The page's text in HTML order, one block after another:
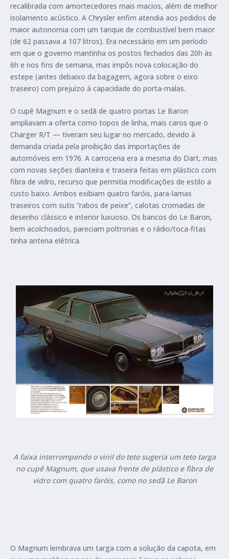
recalibrada com amortecedores mais macios, além de melhor
isolamento acústico. A Chrysler enfim atendia aos pedidos de
maior autonomia com um tanque de combustível bem maior
(de 62 passava a 107 litros). Era necessário em um período
em que o governo mantinha os postos fechados das 20h às
6h e nos fins de semana, mas impôs nova colocação do
estepe (antes debaixo da bagagem, agora sobre o eixo
traseiro) com prejuízo à capacidade do porta-malas.
O cupê Magnum e o sedã de quatro portas Le Baron
ampliavam a oferta como topos de linha, mais caros que o
Charger R/T — tiveram seu lugar no mercado, devido à
demanda criada pela proibição das importações de
automóveis em 1976. A carroceria era a mesma do Dart, mas
com novas seções dianteira e traseira feitas em plástico com
fibra de vidro, recurso que permitia modificações de estilo a
custo baixo. Ambos exibiam quatro faróis, para-lamas
traseiros com sutis “rabos de peixe”, calotas cromadas de
desenho clássico e interior luxuoso. Os bancos do Le Baron,
bem acolchoados, pareciam poltronas e o rádio/toca-fitas
tinha antena elétrica.
A faixa interrompendo o vinil do teto sugeria um teto targa
no cupê Magnum, que usava frente de plástico e fibra de
vidro com quatro faróis, como no sedã Le Baron
O Magnum lembrava um targa com a solução da capota, em